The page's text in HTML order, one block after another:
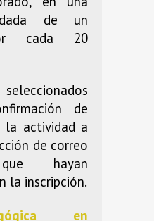
de un
cada 20
de
la actividad a
de correo
hayan
la inscripción.
en